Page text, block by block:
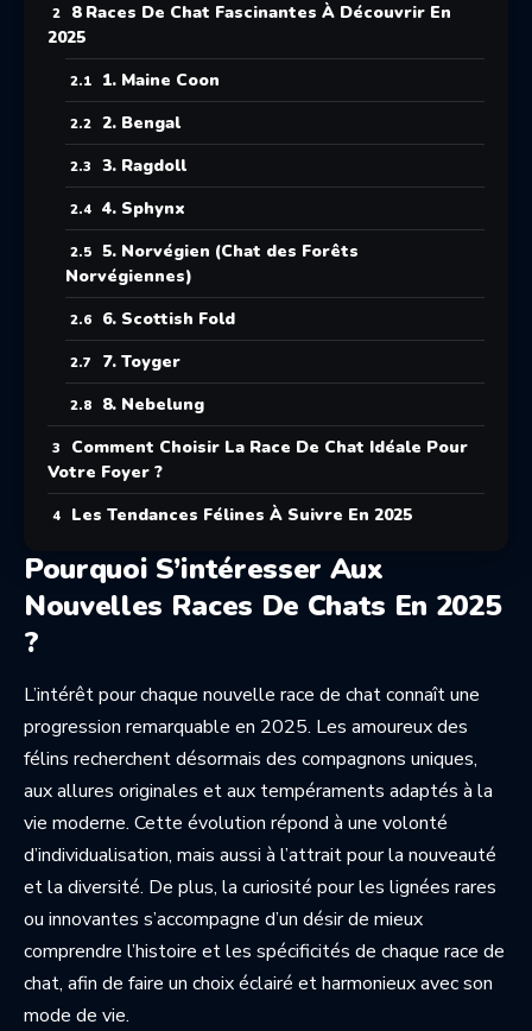
8 Races De Chat Fascinantes À Découvrir En
2025
1. Maine Coon
2. Bengal
3. Ragdoll
4. Sphynx
5. Norvégien (Chat des Forêts
Norvégiennes)
6. Scottish Fold
7. Toyger
8. Nebelung
Comment Choisir La Race De Chat Idéale Pour
Votre Foyer ?
Les Tendances Félines À Suivre En 2025
Pourquoi S’intéresser Aux
Nouvelles Races De Chats En 2025
?
L’intérêt pour chaque nouvelle race de chat connaît une
progression remarquable en 2025. Les amoureux des
félins recherchent désormais des compagnons uniques,
aux allures originales et aux tempéraments adaptés à la
vie moderne. Cette évolution répond à une volonté
d’individualisation, mais aussi à l’attrait pour la nouveauté
et la diversité. De plus, la curiosité pour les lignées rares
ou innovantes s’accompagne d’un désir de mieux
comprendre l’histoire et les spécificités de chaque race de
chat, afin de faire un choix éclairé et harmonieux avec son
mode de vie.